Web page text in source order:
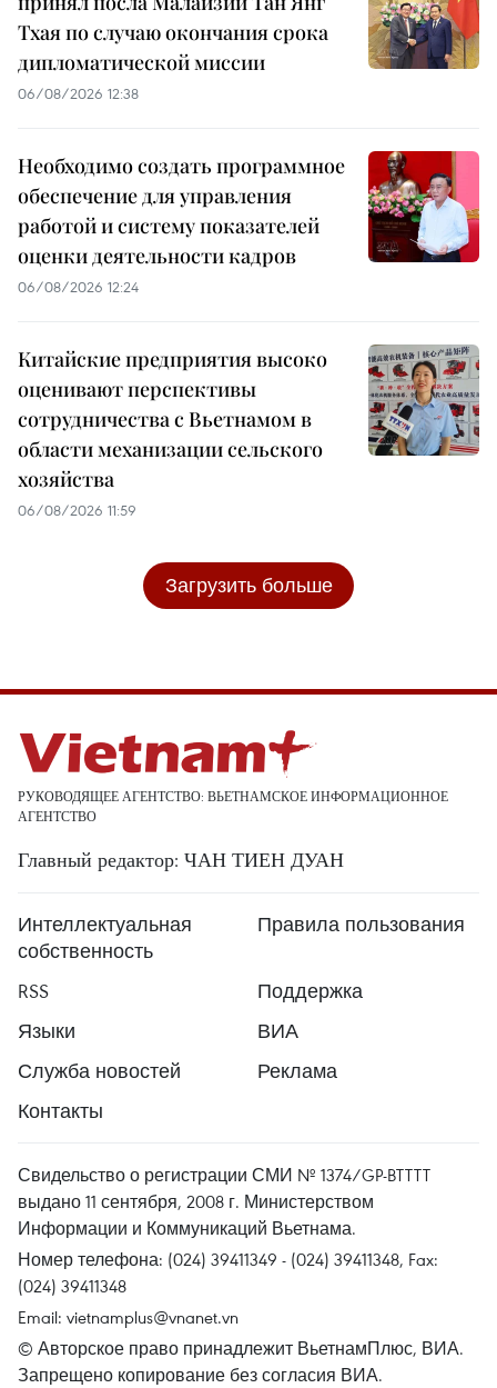
Тхая по случаю окончания срока
дипломатической миссии
06/08/2026 12:38
Необходимо создать программное
обеспечение для управления
работой и систему показателей
оценки деятельности кадров
06/08/2026 12:24
Китайские предприятия высоко
оценивают перспективы
сотрудничества с Вьетнамом в
области механизации сельского
хозяйства
06/08/2026 11:59
Загрузить больше
РУКОВОДЯЩЕЕ АГЕНТСТВО: ВЬЕТНАМСКОЕ ИНФОРМАЦИОННОЕ
АГЕНТСТВО
Главный редактор: ЧАН ТИЕН ДУАН
Интеллектуальная
собственность
Правила пользования
RSS
Поддержка
Языки
ВИА
Служба новостей
Реклама
Контакты
Свидельство о регистрации СМИ № 1374/GP-BTTTT
выдано 11 сентября, 2008 г. Министерством
Информации и Коммуникаций Вьетнама.
Номер телефона: (024) 39411349 - (024) 39411348, Fax:
(024) 39411348
Email: vietnamplus@vnanet.vn
© Авторское право принадлежит ВьетнамПлюс, ВИА.
Запрещено копирование без согласия ВИА.